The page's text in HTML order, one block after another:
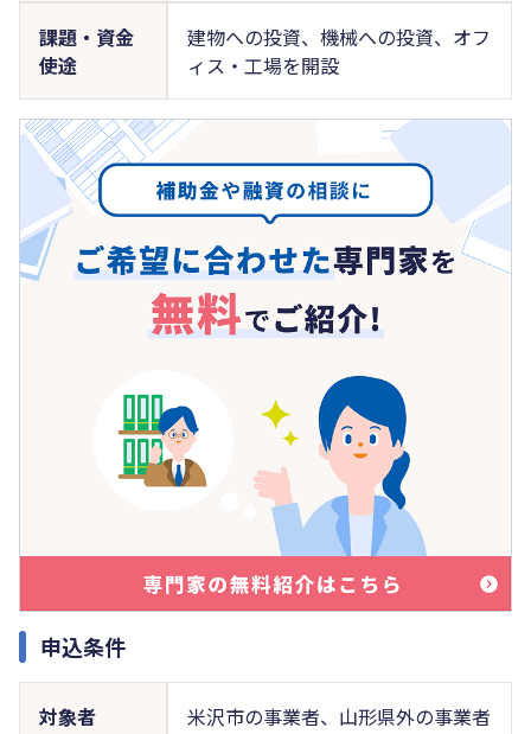
課題・資金
使途
建物への投資、機械への投資、オフ
ィス・工場を開設
申込条件
対象者 米沢市の事業者、山形県外の事業者